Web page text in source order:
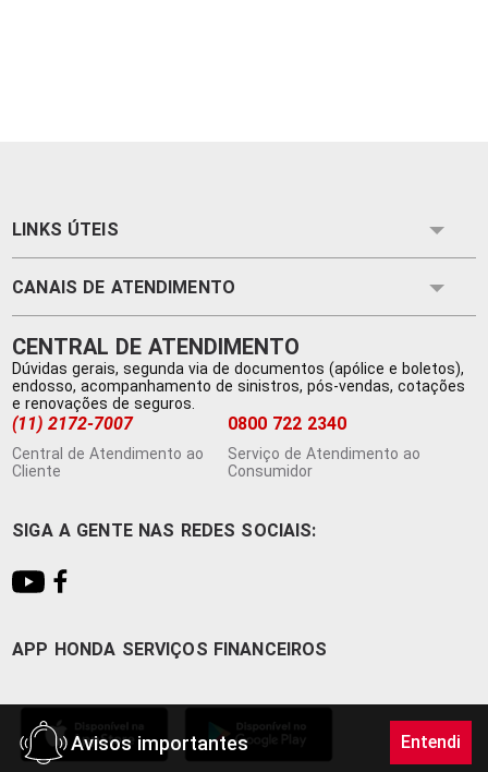
LINKS ÚTEIS
CANAIS DE ATENDIMENTO
CENTRAL DE ATENDIMENTO
Dúvidas gerais, segunda via de documentos (apólice e boletos),
endosso, acompanhamento de sinistros, pós-vendas, cotações
e renovações de seguros.
(11) 2172-7007
Central de Atendimento ao
Cliente
0800 722 2340
Serviço de Atendimento ao
Consumidor
SIGA A GENTE NAS REDES SOCIAIS:
APP HONDA SERVIÇOS FINANCEIROS
Avisos importantes Entendi